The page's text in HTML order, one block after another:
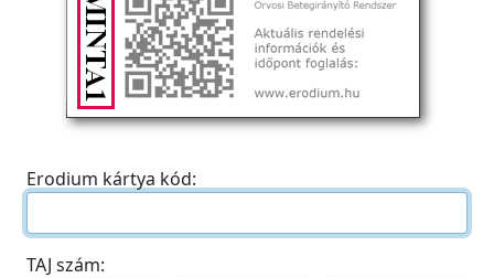
Erodium kártya kód:
TAJ szám: